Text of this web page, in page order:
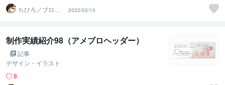
ちひろ／ブログ
にもサンプルあ
ります
2022/03/10
制作実績紹介98（アメブロヘッダー）
記事
デザイン・イラスト
8